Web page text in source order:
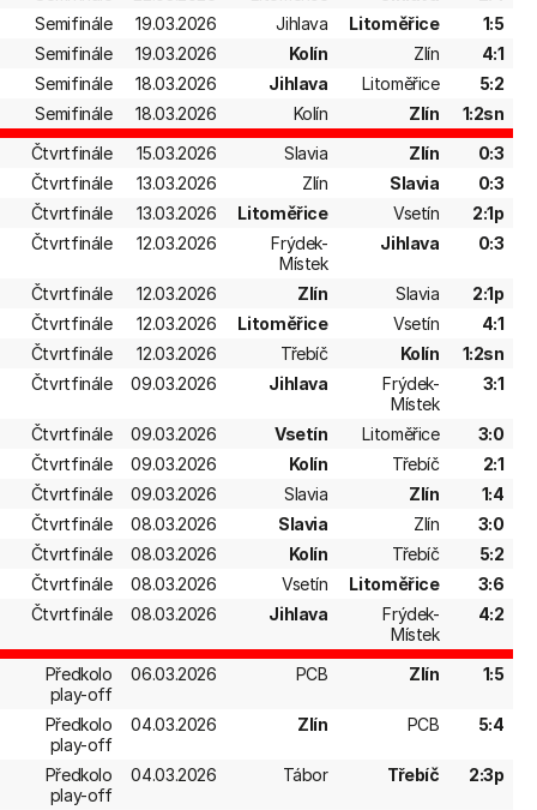
Semifinále
19.03.2026 Jihlava Litoměřice
1:5
Semifinále
19.03.2026 Kolín Zlín
4:1
Semifinále
18.03.2026 Jihlava Litoměřice
5:2
Semifinále
18.03.2026 Kolín Zlín
1:2sn
Čtvrtfinále
15.03.2026 Slavia Zlín
0:3
Čtvrtfinále
13.03.2026 Zlín Slavia
0:3
Čtvrtfinále
13.03.2026 Litoměřice Vsetín
2:1p
Čtvrtfinále
12.03.2026
Frýdek-
Místek
Jihlava 0:3
Čtvrtfinále 12.03.2026 Zlín Slavia
2:1p
Čtvrtfinále
12.03.2026 Litoměřice Vsetín
4:1
Čtvrtfinále
12.03.2026 Třebíč Kolín
1:2sn
Čtvrtfinále
09.03.2026 Jihlava
Frýdek-
Místek
3:1
Čtvrtfinále 09.03.2026 Vsetín Litoměřice
3:0
Čtvrtfinále
09.03.2026 Kolín Třebíč
2:1
Čtvrtfinále
09.03.2026 Slavia Zlín
1:4
Čtvrtfinále
08.03.2026 Slavia Zlín
3:0
Čtvrtfinále
08.03.2026 Kolín Třebíč
5:2
Čtvrtfinále
08.03.2026 Vsetín Litoměřice
3:6
Čtvrtfinále
08.03.2026 Jihlava
Frýdek-
Místek
4:2
Předkolo
play-off
06.03.2026 PCB Zlín 1:5
Předkolo
play-off
04.03.2026 Zlín PCB 5:4
Předkolo
play-off
04.03.2026 Tábor Třebíč 2:3p